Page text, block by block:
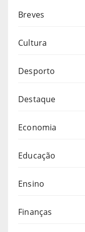
Breves
Cultura
Desporto
Destaque
Economia
Educação
Ensino
Finanças